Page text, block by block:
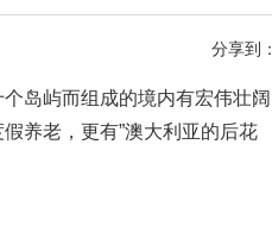
分享到：
岛屿而组成的境内有宏伟壮阔
养老，更有”澳大利亚的后花